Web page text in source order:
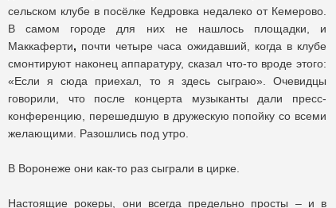
сельском клубе в посёлке Кедровка недалеко от Кемерово.
В самом городе для них не нашлось площадки, и
Маккаферти, почти четыре часа ожидавший, когда в клубе
смонтируют наконец аппаратуру, сказал что-то вроде этого:
«Если я сюда приехал, то я здесь сыграю». Очевидцы
говорили, что после концерта музыканты дали пресс-
конференцию, перешедшую в дружескую попойку со всеми
желающими. Разошлись под утро.
В Воронеже они как-то раз сыграли в цирке.
Настоящие рокеры, они всегда предельно просты – и в